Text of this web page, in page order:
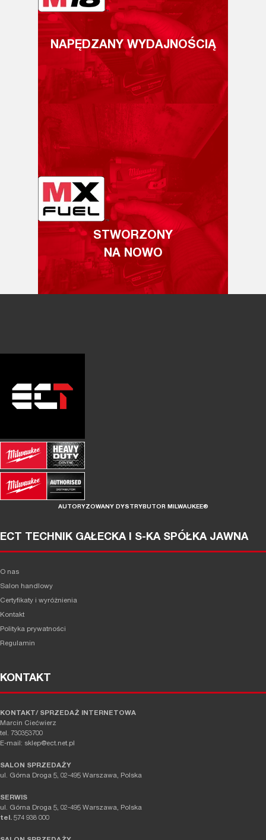
NAPĘDZANY WYDAJNOŚCIĄ
STWORZONY
NA NOWO
AUTORYZOWANY DYSTRYBUTOR MILWAUKEE®
ECT TECHNIK GAŁECKA I S-KA SPÓŁKA JAWNA
O nas
Salon handlowy
Certyfikaty i wyróżnienia
Kontakt
Polityka prywatności
Regulamin
KONTAKT
KONTAKT/ SPRZEDAŻ INTERNETOWA
Marcin Ciećwierz
tel. 730353700
E-mail: sklep@ect.net.pl
SALON SPRZEDAŻY
ul. Górna Droga 5, 02-495 Warszawa, Polska
SERWIS
ul. Górna Droga 5, 02-495 Warszawa, Polska
tel. 574 938 000